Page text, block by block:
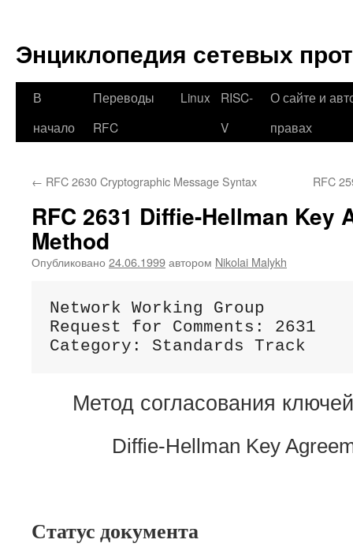
содержимому
Энциклопедия сетевых
В
начало
Переводы
RFC
Linux
RISC-
V
О сайте и
правах
← RFC 2630 Cryptographic Message Syntax RFC
RFC 2631 Diffie-Hellman Key
Method
Опубликовано 24.06.1999автором Nikolai Malykh
Network Working Group
Request for Comments: 2631
Category: Standards Track
Метод согласования
Diffie-Hellman Key
Статус документа